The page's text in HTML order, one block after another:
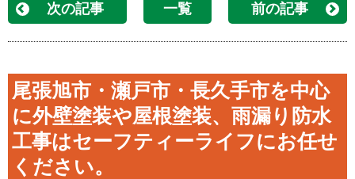
次の記事 一覧 前の記事
尾張旭市・瀬戸市・長久手市を中心
に外壁塗装や屋根塗装、雨漏り防水
工事はセーフティーライフにお任せ
ください。